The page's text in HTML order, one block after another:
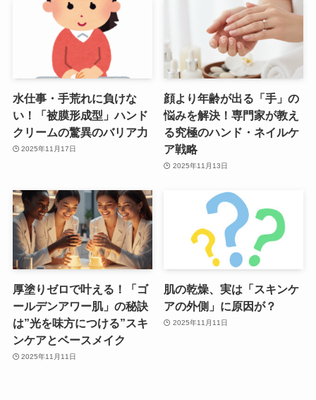
水仕事・手荒れに負けな
い！「被膜形成型」ハンド
クリームの驚異のバリア力
2025年11月17日
顔より年齢が出る「手」の
悩みを解決！専門家が教え
る究極のハンド・ネイルケ
ア戦略
2025年11月13日
厚塗りゼロで叶える！「ゴ
ールデンアワー肌」の秘訣
は”光を味方につける”スキ
ンケアとベースメイク
2025年11月11日
肌の乾燥、実は「スキンケ
アの外側」に原因が？
2025年11月11日